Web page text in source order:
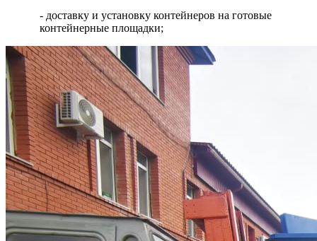
- доставку и установку контейнеров на готовые
контейнерные площадки;